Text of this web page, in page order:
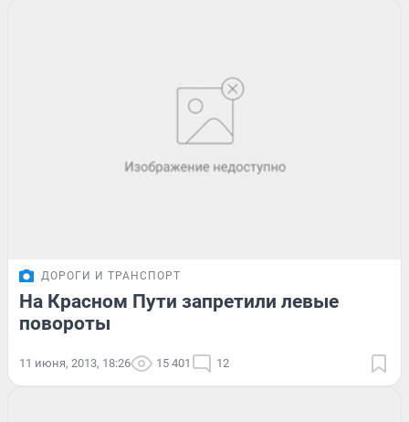
ДОРОГИ И ТРАНСПОРТ
На Красном Пути запретили левые
повороты
11 июня, 2013, 18:26 15 401 12